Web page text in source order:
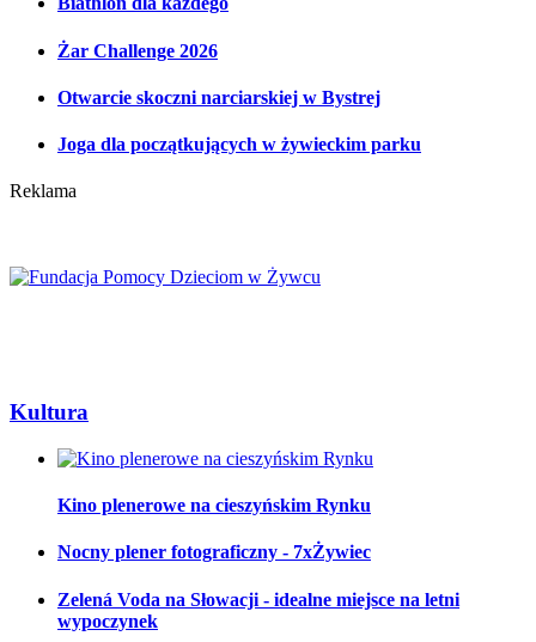
Żar Challenge 2026
Otwarcie skoczni narciarskiej w Bystrej
Joga dla początkujących w żywieckim parku
Reklama
Kultura
Kino plenerowe na cieszyńskim Rynku
Nocny plener fotograficzny - 7xŻywiec
Zelená Voda na Słowacji - idealne miejsce na letni
wypoczynek